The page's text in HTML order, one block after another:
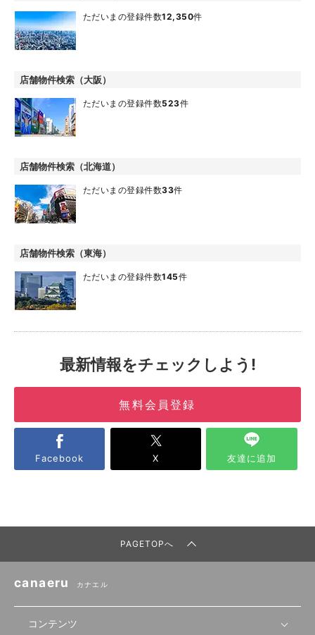
ただいまの登録件数12,350件
店舗物件検索（大阪）
ただいまの登録件数523件
店舗物件検索（北海道）
ただいまの登録件数33件
店舗物件検索（東海）
ただいまの登録件数145件
最新情報をチェックしよう!
無料会員登録
Facebook X 友達に追加
PAGETOPへ
canaeru カナエル
コンテンツ